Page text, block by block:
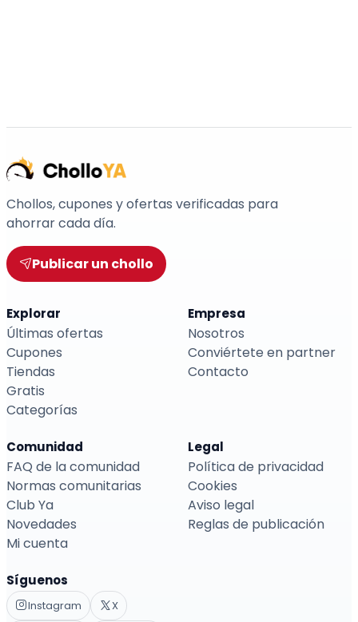
Chollos, cupones y ofertas verificadas para
ahorrar cada día.
Publicar un chollo
Explorar
Últimas ofertas
Cupones
Tiendas
Gratis
Categorías
Empresa
Nosotros
Conviértete en partner
Contacto
Comunidad
FAQ de la comunidad
Normas comunitarias
Club Ya
Novedades
Mi cuenta
Legal
Política de privacidad
Cookies
Aviso legal
Reglas de publicación
Síguenos
Instagram
X